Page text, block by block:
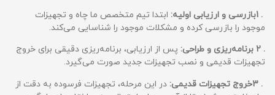
. 1 بازرسی و ارزیابی اولیه: ابتدا تیم متخصص ما چاه و تجهیزات
موجود را بازرسی کرده و مشکلات موجود را شناسایی می‌کند.
. 2
برنامه‌ریزی و طراحی: پس از ارزیابی، برنامه‌ریزی دقیقی برای خروج
تجهیزات قدیمی و نصب تجهیزات جدید صورت می‌گیرد.
. 3
خروج تجهیزات قدیمی: در این مرحله، تجهیزات فرسوده به دقت از